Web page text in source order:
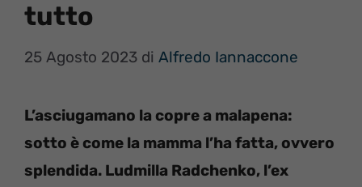
tutto
25 Agosto 2023 di Alfredo Iannaccone
L’asciugamano la copre a malapena:
sotto è come la mamma l’ha fatta, ovvero
splendida. Ludmilla Radchenko, l’ex